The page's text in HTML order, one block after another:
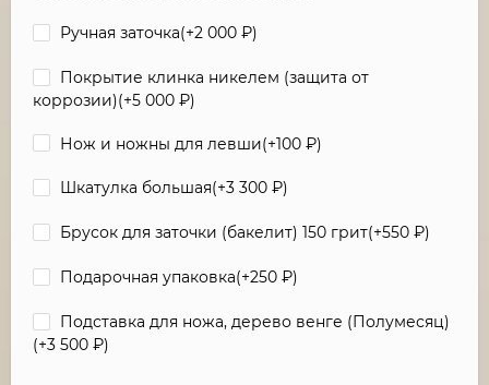
Ручная заточка(+2 000 ₽)
Покрытие клинка никелем (защита от
коррозии)(+5 000 ₽)
Нож и ножны для левши(+100 ₽)
Шкатулка большая(+3 300 ₽)
Брусок для заточки (бакелит) 150 грит(+550 ₽)
Подарочная упаковка(+250 ₽)
Подставка для ножа, дерево венге (Полумесяц)
(+3 500 ₽)